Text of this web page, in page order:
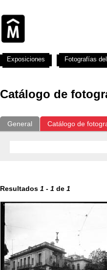
Catálogo de
General Catálogo de
Resultados 1 - 1 de 1
Exposiciones Fotografías